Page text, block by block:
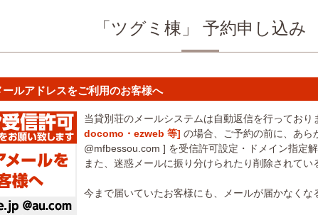
「ツグミ棟」 予約申し込み
ルアドレスをご利用のお客様へ
当貸別荘のメールシステムは自動返信を行っており
docomo・ezweb 等] の場合、ご予約の前に、あら
@mfbessou.com ] を受信許可設定・ドメイン指定
また、迷惑メールに振り分けられたり削除されてい
今まで届いていたお客様にも、メールが届かなくな